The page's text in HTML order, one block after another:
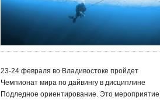
23-24 февраля во Владивостоке пройдет
Чемпионат мира по дайвингу в дисциплине
Подледное ориентирование. Это